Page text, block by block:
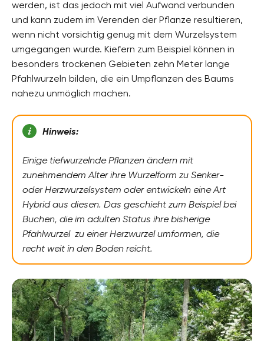
werden, ist das jedoch mit viel Aufwand verbunden
und kann zudem im Verenden der Pflanze resultieren,
wenn nicht vorsichtig genug mit dem Wurzelsystem
umgegangen wurde. Kiefern zum Beispiel können in
besonders trockenen Gebieten zehn Meter lange
Pfahlwurzeln bilden, die ein Umpflanzen des Baums
nahezu unmöglich machen.
Hinweis:
Einige tiefwurzelnde Pflanzen ändern mit
zunehmendem Alter ihre Wurzelform zu Senker-
oder Herzwurzelsystem oder entwickeln eine Art
Hybrid aus diesen. Das geschieht zum Beispiel bei
Buchen, die im adulten Status ihre bisherige
Pfahlwurzel zu einer Herzwurzel umformen, die
recht weit in den Boden reicht.